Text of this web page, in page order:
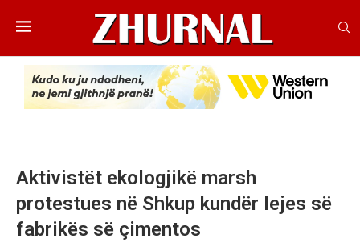
Aktivistët ekologjikë marsh
protestues në Shkup kundër lejes së
fabrikës së çimentos